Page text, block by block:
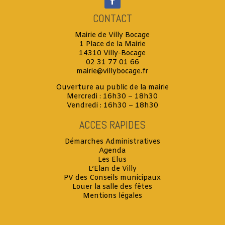
CONTACT
Mairie de Villy Bocage
1 Place de la Mairie
14310 Villy-Bocage
02 31 77 01 66
mairie@villybocage.fr
Ouverture au public de la mairie
Mercredi : 16h30 – 18h30
Vendredi : 16h30 – 18h30
ACCES RAPIDES
Démarches Administratives
Agenda
Les Elus
L’Elan de Villy
PV des Conseils municipaux
Louer la salle des fêtes
Mentions légales